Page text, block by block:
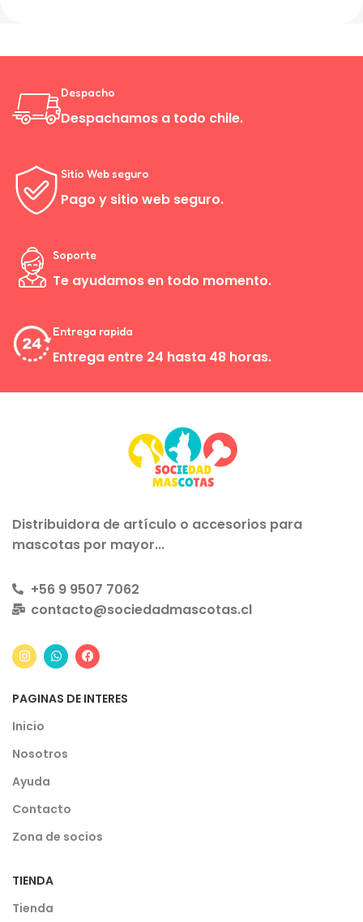
Despacho
Despachamos a todo chile.
Sitio Web seguro
Pago y sitio web seguro.
Soporte
Te ayudamos en todo momento.
Entrega rapida
Entrega entre 24 hasta 48 horas.
Distribuidora de artículo o accesorios para
mascotas por mayor...
+56 9 9507 7062
contacto@sociedadmascotas.cl
PAGINAS DE INTERES
Inicio
Nosotros
Ayuda
Contacto
Zona de socios
TIENDA
Tienda